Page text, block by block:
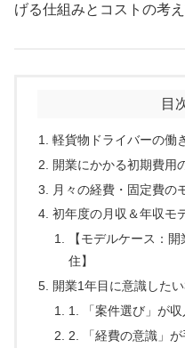
げる仕組みとコストの考
目
軽貨物ドライバーの働
開業にかかる初期費用
月々の経費・固定費の
初年度の月収＆年収モ
【モデルケース：
住】
開業1年目に意識した
1. 「案件選び」が
2. 「経費の意識」